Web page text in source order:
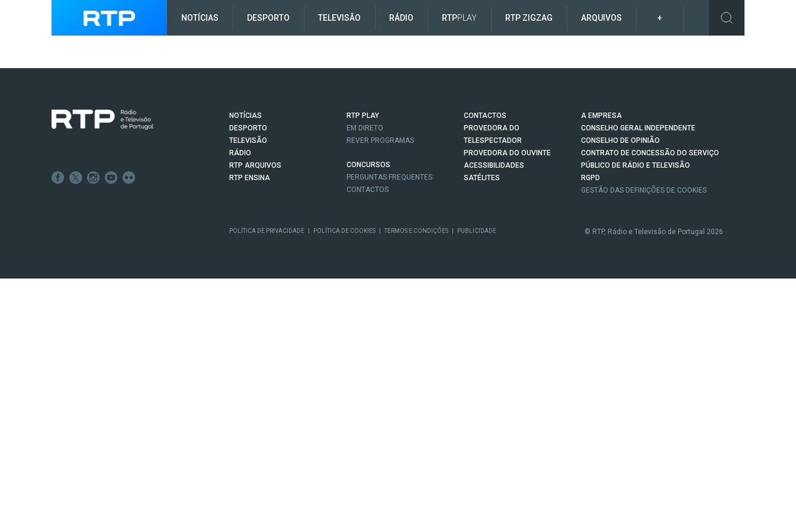
NOTÍCIAS DESPORTO TELEVISÃO RÁDIO RTPPLAY RTP ZIGZAG ARQUIVOS +
NOTÍCIAS
DESPORTO
TELEVISÃO
RÁDIO
RTP ARQUIVOS
RTP ENSINA
RTP PLAY
EM DIRETO
REVER PROGRAMAS
CONCURSOS
PERGUNTAS FREQUENTES
CONTACTOS
CONTACTOS
PROVEDORA DO
TELESPECTADOR
PROVEDORA DO OUVINTE
ACESSIBILIDADES
SATÉLITES
A EMPRESA
CONSELHO GERAL INDEPENDENTE
CONSELHO DE OPINIÃO
CONTRATO DE CONCESSÃO DO SERVIÇO
PÚBLICO DE RÁDIO E TELEVISÃO
RGPD
GESTÃO DAS DEFINIÇÕES DE COOKIES
POLÍTICA DE PRIVACIDADE POLÍTICA DE COOKIES TERMOS E CONDIÇÕES PUBLICIDADE © RTP, Rádio e Televisão de Portugal 2026